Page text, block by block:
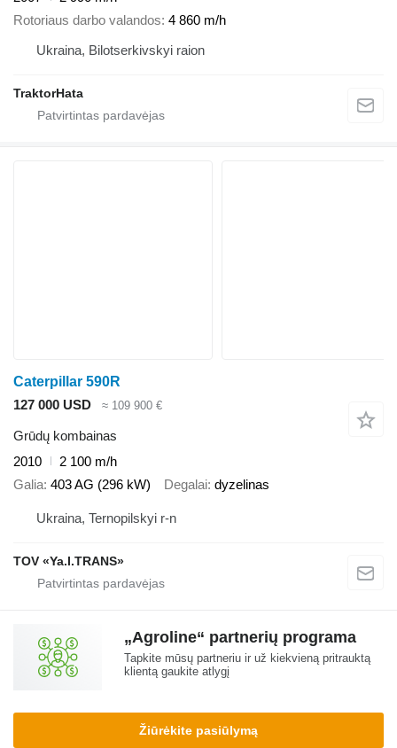
Rotoriaus darbo valandos 4 860 m/h
Ukraina, Bilotserkivskyi raion
TraktorHata
Caterpillar 590R
127 000 USD
≈ 109 900 €
Grūdų kombainas
2010
2 100 m/h
Galia 403 AG (296 kW) Degalai dyzelinas
Ukraina, Ternopilskyi r-n
TOV «Ya.I.TRANS»
„Agroline“ partnerių programa
Tapkite mūsų partneriu ir už kiekvieną pritrauktą
klientą gaukite atlygį
Žiūrėkite pasiūlymą